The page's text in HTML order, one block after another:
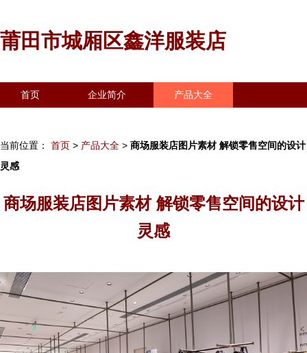
莆田市城厢区鑫洋服装店
首页 企业简介 产品大全
当前位置： 首页 > 产品大全 > 商场服装店图片素材 解锁零售空间的设计
灵感
商场服装店图片素材 解锁零售空间的设计
灵感